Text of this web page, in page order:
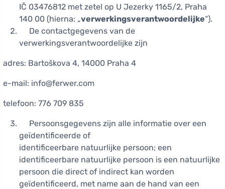
IČ 03476812 met zetel op U Jezerky 1165/2, Praha
140 00 (hierna: „verwerkingsverantwoordelijke“).
De contactgegevens van de
verwerkingsverantwoordelijke zijn
adres: Bartoškova 4, 14000 Praha 4
e-mail: info@ferwer.com
telefoon: 776 709 835
Persoonsgegevens zijn alle informatie over een
geïdentificeerde of
identificeerbare natuurlijke persoon; een
identificeerbare natuurlijke persoon is een natuurlijke
persoon die direct of indirect kan worden
geïdentificeerd, met name aan de hand van een